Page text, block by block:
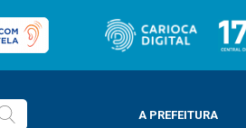
A PREFEITURA